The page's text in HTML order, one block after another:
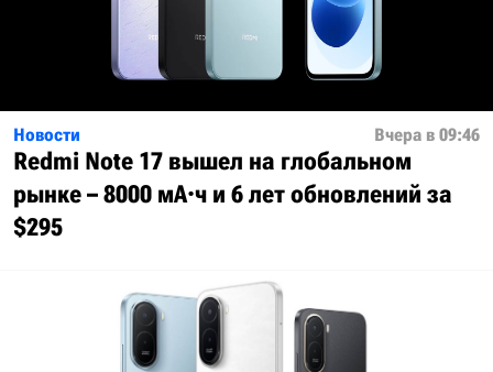
Новости Вчера в 09:46
Redmi Note 17 вышел на глобальном
рынке – 8000 мА·ч и 6 лет обновлений за
$295